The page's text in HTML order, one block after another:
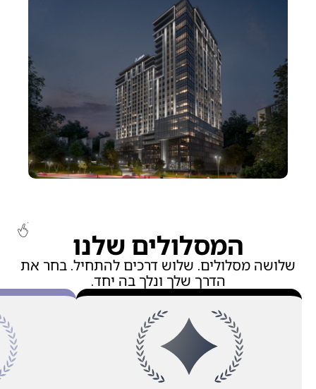
המסלולים שלנו
שלושה מסלולים. שלוש דרכים להתחיל. בחר את
הדרך שלך ונלך בה יחד.